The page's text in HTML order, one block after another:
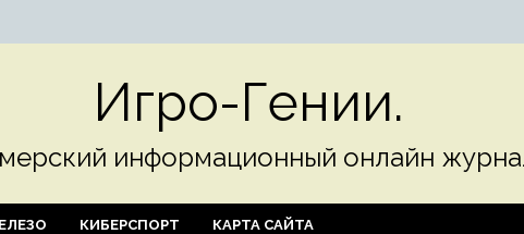
Игро-Гении.
информационный онлайн
КИБЕРСПОРТ КАРТА САЙТА